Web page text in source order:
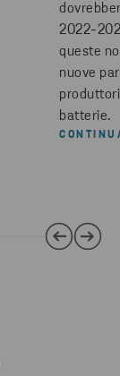
2022-
queste
nuove
batterie.